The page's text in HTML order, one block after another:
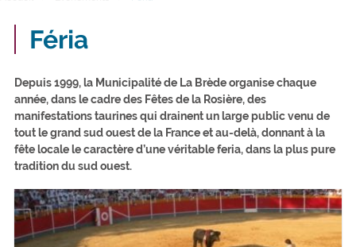
Féria
Depuis 1999, la Municipalité de La Brède organise chaque
année, dans le cadre des Fêtes de la Rosière, des
manifestations taurines qui drainent un large public venu de
tout le grand sud ouest de la France et au-delà, donnant à la
fête locale le caractère d’une véritable feria, dans la plus pure
tradition du sud ouest.